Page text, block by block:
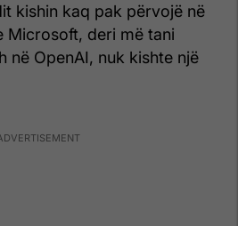
kishin kaq pak përvojë në
Microsoft, deri më tani
në OpenAI, nuk kishte një